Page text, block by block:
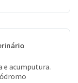
e acumputura.